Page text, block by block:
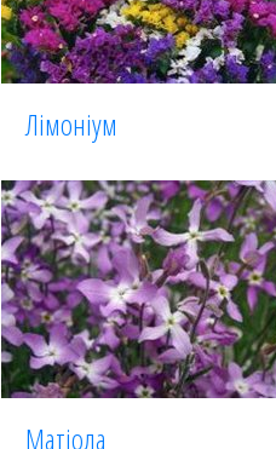
Лімоніум
Матіола